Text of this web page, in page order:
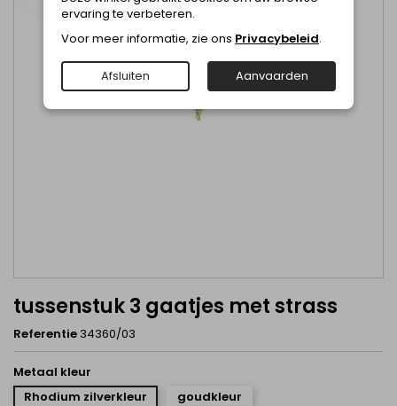
tussenstuk 3 gaatjes met strass
Referentie 34360/03
Metaal kleur
Rhodium zilverkleur
goudkleur
ervaring te verbeteren.
Voor meer informatie, zie ons Privacybeleid.
Afsluiten Aanvaarden